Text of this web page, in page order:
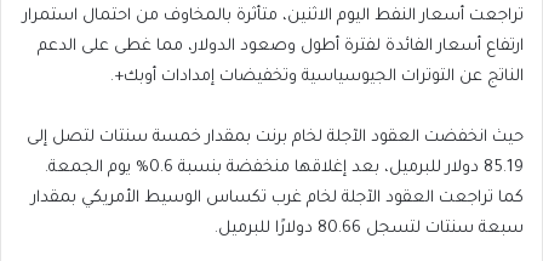
تراجعت أسعار النفط اليوم الاثنين، متأثرة بالمخاوف من احتمال استمرار
ارتفاع أسعار الفائدة لفترة أطول وصعود الدولار، مما غطى على الدعم
الناتج عن التوترات الجيوسياسية وتخفيضات إمدادات أوبك+.
حيث انخفضت العقود الآجلة لخام برنت بمقدار خمسة سنتات لتصل إلى
85.19 دولار للبرميل، بعد إغلاقها منخفضة بنسبة 0.6% يوم الجمعة.
كما تراجعت العقود الآجلة لخام غرب تكساس الوسيط الأمريكي بمقدار
سبعة سنتات لتسجل 80.66 دولارًا للبرميل.